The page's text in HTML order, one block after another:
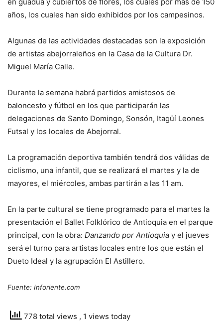
años, los cuales han sido exhibidos por los campesinos.
Algunas de las actividades destacadas son la exposición
de artistas abejorraleños en la Casa de la Cultura Dr.
Miguel María Calle.
Durante la semana habrá partidos amistosos de
baloncesto y fútbol en los que participarán las
delegaciones de Santo Domingo, Sonsón, Itagüí Leones
Futsal y los locales de Abejorral.
La programación deportiva también tendrá dos válidas de
ciclismo, una infantil, que se realizará el martes y la de
mayores, el miércoles, ambas partirán a las 11 am.
En la parte cultural se tiene programado para el martes la
presentación el Ballet Folklórico de Antioquia en el parque
principal, con la obra: Danzando por Antioquia y el jueves
será el turno para artistas locales entre los que están el
Dueto Ideal y la agrupación El Astillero.
Fuente: Inforiente.com
778 total views , 1 views today